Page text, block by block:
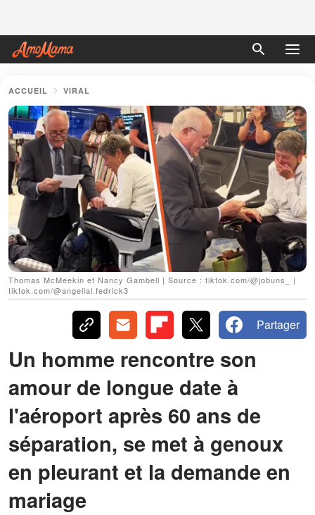
ACCUEIL VIRAL
Thomas McMeekin et Nancy Gambell | Source : tiktok.com/@jobuns_ |
tiktok.com/@angelial.fedrick3
Partager
Un homme rencontre son
amour de longue date à
l'aéroport après 60 ans de
séparation, se met à genoux
en pleurant et la demande en
mariage